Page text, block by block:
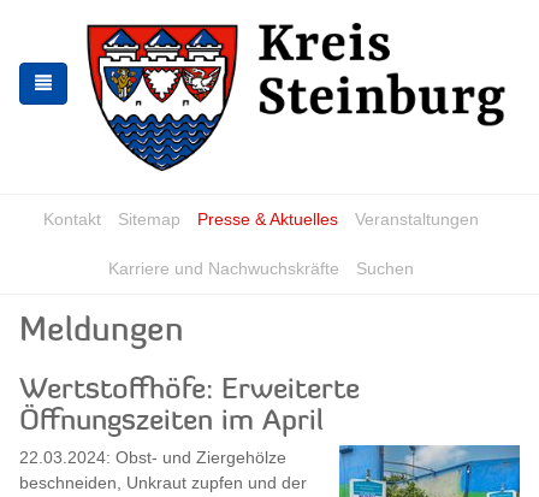
springen
springen
Kontakt Sitemap Presse & Aktuelles Veranstaltungen
Karriere und Nachwuchskräfte Suchen
Meldungen
Wertstoffhöfe: Erweiterte
Öffnungszeiten im April
22.03.2024: Obst- und Ziergehölze
beschneiden, Unkraut zupfen und der